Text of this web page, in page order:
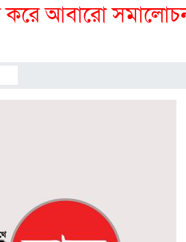
করে আবারো